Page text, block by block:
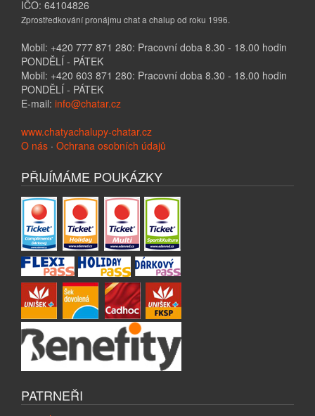
IČO: 64104826
Zprostředkování pronájmu chat a chalup od roku 1996.
Mobil: +420 777 871 280: Pracovní doba 8.30 - 18.00 hodin
PONDĚLÍ - PÁTEK
Mobil: +420 603 871 280: Pracovní doba 8.30 - 18.00 hodin
PONDĚLÍ - PÁTEK
E-mail: info@chatar.cz
www.chatyachalupy-chatar.cz
O nás · Ochrana osobních údajů
PŘIJÍMÁME POUKÁZKY
PATRNEŘI